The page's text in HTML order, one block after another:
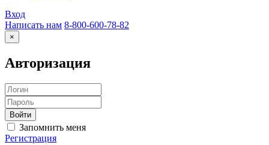
Вход
Написать нам 8-800-600-78-82
×
Авторизация
Запомнить меня
Регистрация